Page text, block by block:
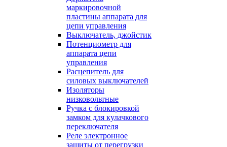
маркировочной
пластины аппарата для
цепи управления
Выключатель, джойстик
Потенциометр для
аппарата цепи
управления
Расцепитель для
силовых выключателей
Изоляторы
низковольтные
Ручка с блокировкой
замком для кулачкового
переключателя
Реле электронное
защиты от перегрузки